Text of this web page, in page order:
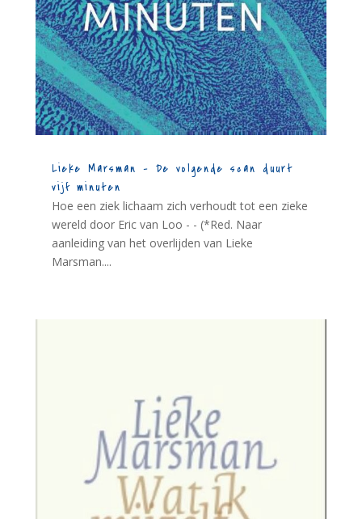
Lieke Marsman – De volgende scan duurt
vijf minuten
Hoe een ziek lichaam zich verhoudt tot een zieke
wereld door Eric van Loo - - (*Red. Naar
aanleiding van het overlijden van Lieke
Marsman....